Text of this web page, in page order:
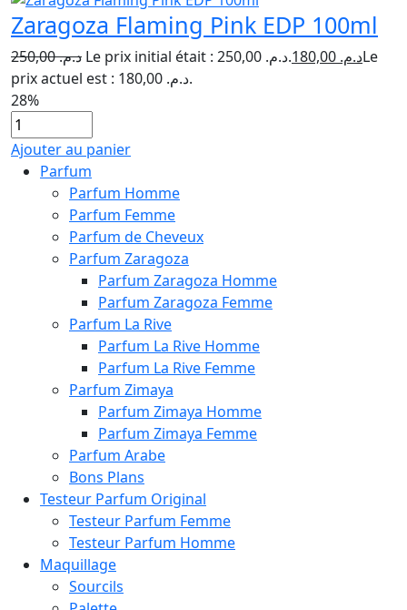
Zaragoza Flaming Pink EDP 100ml
د.م.250,00 Le prix initial était : د.م. 250,00. د.م.Le
prix actuel est : د.م. 180,00.
28%
Ajouter au panier
Parfum
Parfum Homme
Parfum Femme
Parfum de Cheveux
Parfum Zaragoza
Parfum Zaragoza Homme
Parfum Zaragoza Femme
Parfum La Rive
Parfum La Rive Homme
Parfum La Rive Femme
Parfum Zimaya
Parfum Zimaya Homme
Parfum Zimaya Femme
Parfum Arabe
Bons Plans
Testeur Parfum Original
Testeur Parfum Femme
Testeur Parfum Homme
Maquillage
Sourcils